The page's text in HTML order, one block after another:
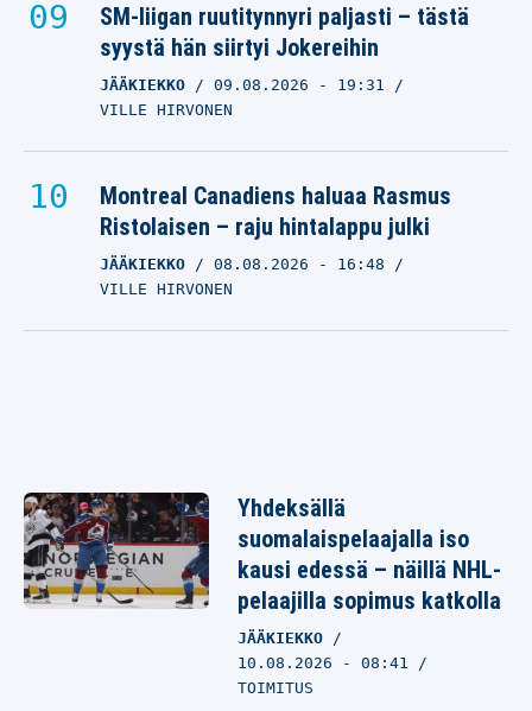
SM-liigan ruutitynnyri paljasti – tästä
syystä hän siirtyi Jokereihin
JÄÄKIEKKO 09.08.2026 - 19:31
VILLE HIRVONEN
Montreal Canadiens haluaa Rasmus
Ristolaisen – raju hintalappu julki
JÄÄKIEKKO 08.08.2026 - 16:48
VILLE HIRVONEN
Yhdeksällä
suomalaispelaajalla iso
kausi edessä – näillä NHL-
pelaajilla sopimus katkolla
JÄÄKIEKKO
10.08.2026 - 08:41
TOIMITUS